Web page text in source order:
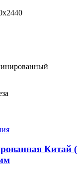
Китай